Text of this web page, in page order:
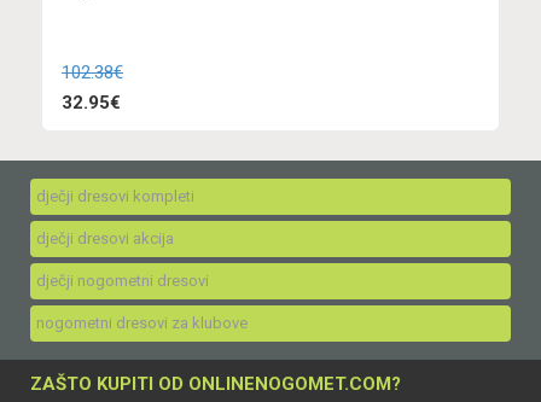
102.38€
32.95€
dječji dresovi kompleti
dječji dresovi akcija
dječji nogometni dresovi
nogometni dresovi za klubove
ZAŠTO KUPITI OD ONLINENOGOMET.COM?